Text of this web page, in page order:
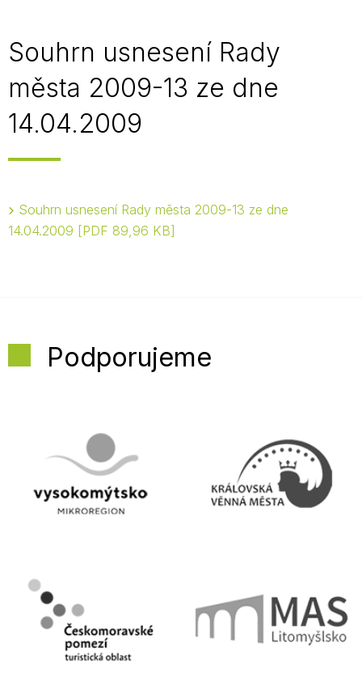
Souhrn usnesení Rady
města 2009-13 ze dne
14.04.2009
Souhrn usnesení Rady města 2009-13 ze dne
14.04.2009
PDF 89,96 KB
Podporujeme